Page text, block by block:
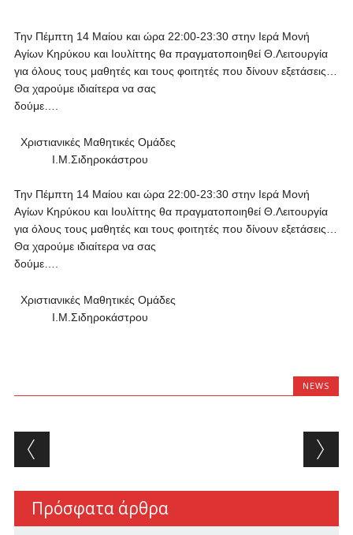
Την Πέμπτη 14 Μαίου και ώρα 22:00-23:30 στην Ιερά Μονή
Αγίων Κηρύκου και Ιουλίττης θα πραγματοποιηθεί Θ.Λειτουργία
για όλους τους μαθητές και τους φοιτητές που δίνουν εξετάσεις…
Θα χαρούμε ιδιαίτερα να σας
δούμε….
Χριστιανικές Μαθητικές Ομάδες
Ι.Μ.Σιδηροκάστρου
Την Πέμπτη 14 Μαίου και ώρα 22:00-23:30 στην Ιερά Μονή
Αγίων Κηρύκου και Ιουλίττης θα πραγματοποιηθεί Θ.Λειτουργία
για όλους τους μαθητές και τους φοιτητές που δίνουν εξετάσεις…
Θα χαρούμε ιδιαίτερα να σας
δούμε….
Χριστιανικές Μαθητικές Ομάδες
Ι.Μ.Σιδηροκάστρου
NEWS
Post navigation
Πρόσφατα άρθρα